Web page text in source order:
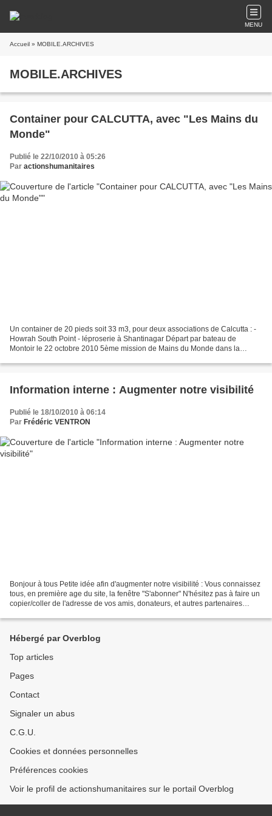
MENU
Accueil » MOBILE.ARCHIVES
MOBILE.ARCHIVES
Container pour CALCUTTA, avec "Les Mains du
Monde"
Publié le 22/10/2010 à 05:26
Par actionshumanitaires
Un container de 20 pieds soit 33 m3, pour deux associations de Calcutta : -
Howrah South Point - léproserie à Shantinagar Départ par bateau de
Montoir le 22 octobre 2010 5ème mission de Mains du Monde dans la
Information interne : Augmenter notre visibilité
Publié le 18/10/2010 à 06:14
Par Frédéric VENTRON
Bonjour à tous Petite idée afin d'augmenter notre visibilité : Vous connaissez
tous, en première age du site, la fenêtre "S'abonner" N'hésitez pas à faire un
copier/coller de l'adresse de vos amis, donateurs, et autres partenaires
Hébergé par Overblog
Top articles
Pages
Contact
Signaler un abus
C.G.U.
Cookies et données personnelles
Préférences cookies
Voir le profil de actionshumanitaires sur le portail Overblog